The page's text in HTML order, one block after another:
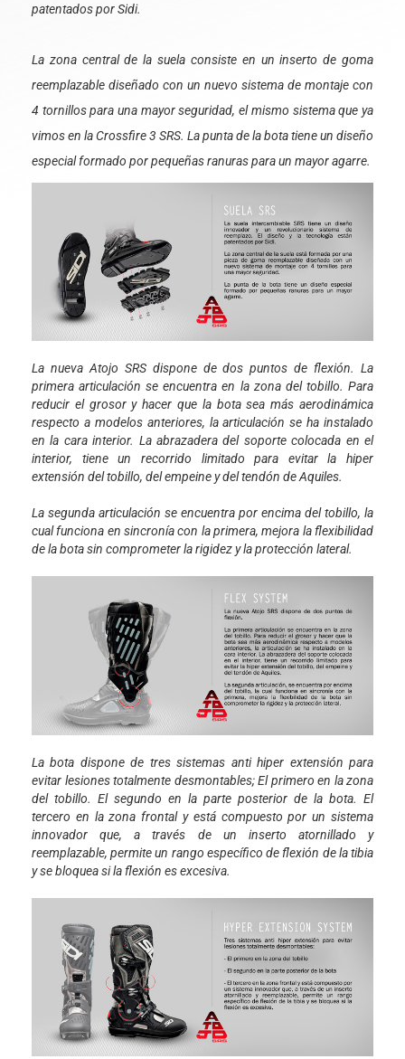
patentados por Sidi.
La zona central de la suela consiste en un inserto de goma
reemplazable diseñado con un nuevo sistema de montaje con
4 tornillos para una mayor seguridad, el mismo sistema que ya
vimos en la Crossfire 3 SRS. La punta de la bota tiene un diseño
especial formado por pequeñas ranuras para un mayor agarre.
La nueva Atojo SRS dispone de dos puntos de flexión. La
primera articulación se encuentra en la zona del tobillo. Para
reducir el grosor y hacer que la bota sea más aerodinámica
respecto a modelos anteriores, la articulación se ha instalado
en la cara interior. La abrazadera del soporte colocada en el
interior, tiene un recorrido limitado para evitar la hiper
extensión del tobillo, del empeine y del tendón de Aquiles.
La segunda articulación se encuentra por encima del tobillo, la
cual funciona en sincronía con la primera, mejora la flexibilidad
de la bota sin comprometer la rigidez y la protección lateral.
La bota dispone de tres sistemas anti hiper extensión para
evitar lesiones totalmente desmontables; El primero en la zona
del tobillo. El segundo en la parte posterior de la bota. El
tercero en la zona frontal y está compuesto por un sistema
innovador que, a través de un inserto atornillado y
reemplazable, permite un rango específico de flexión de la tibia
y se bloquea si la flexión es excesiva.